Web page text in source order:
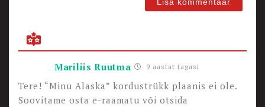
Mariliis Ruutma 9 aastat tagasi
Tere! “Minu Alaska” kordustrükk plaanis ei ole.
Soovitame osta e-raamatu või otsida